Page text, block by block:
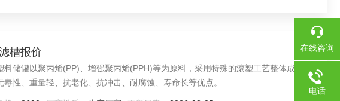
槽报价
料储罐以聚丙烯(PP)、增强聚丙烯(PPH)等为原料，采用特殊的滚塑工艺整体成型。
性、重量轻、抗老化、抗冲击、耐腐蚀、寿命长等优点。
在线咨询
电话